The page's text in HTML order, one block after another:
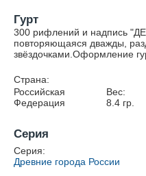
Гурт
300 рифлений и надпись
повторяющаяся дважды,
звёздочками.Оформление
Страна:
Российская
Федерация
Вес:
8.4гр.
Серия
Серия:
Древние города России